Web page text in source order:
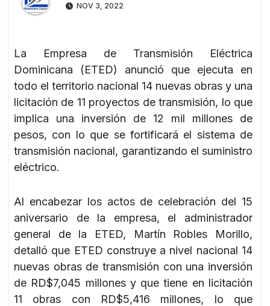
NOV 3, 2022
La Empresa de Transmisión Eléctrica
Dominicana (ETED) anunció que ejecuta en
todo el territorio nacional 14 nuevas obras y una
licitación de 11 proyectos de transmisión, lo que
implica una inversión de 12 mil millones de
pesos, con lo que se fortificará el sistema de
transmisión nacional, garantizando el suministro
eléctrico.
Al encabezar los actos de celebración del 15
aniversario de la empresa, el administrador
general de la ETED, Martín Robles Morillo,
detalló que ETED construye a nivel nacional 14
nuevas obras de transmisión con una inversión
de RD$7,045 millones y que tiene en licitación
11 obras con RD$5,416 millones, lo que